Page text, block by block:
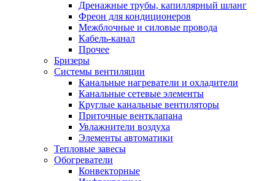
Дренажные трубы, капиллярный шланг
Фреон для кондиционеров
Межблочные и силовые провода
Кабель-канал
Прочее
Бризеры
Системы вентиляции
Канальные нагреватели и охладители
Канальные сетевые элементы
Круглые канальные вентиляторы
Приточные вентклапана
Увлажнители воздуха
Элементы автоматики
Тепловые завесы
Обогреватели
Конвекторные